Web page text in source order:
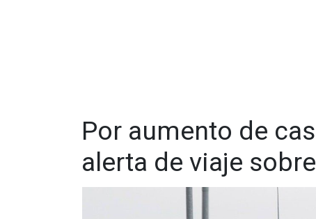
Por aumento de
alerta de viaje